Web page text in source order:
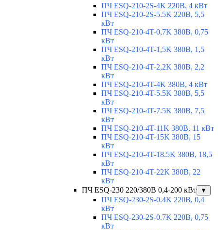
ПЧ ESQ-210-2S-4K 220В, 4 кВт
ПЧ ESQ-210-2S-5.5K 220В, 5,5
кВт
ПЧ ESQ-210-4T-0,7K 380В, 0,75
кВт
ПЧ ESQ-210-4T-1,5K 380В, 1,5
кВт
ПЧ ESQ-210-4T-2,2K 380В, 2,2
кВт
ПЧ ESQ-210-4T-4K 380В, 4 кВт
ПЧ ESQ-210-4T-5.5K 380В, 5,5
кВт
ПЧ ESQ-210-4T-7.5K 380В, 7,5
кВт
ПЧ ESQ-210-4T-11K 380В, 11 кВт
ПЧ ESQ-210-4T-15K 380В, 15
кВт
ПЧ ESQ-210-4T-18.5K 380В, 18,5
кВт
ПЧ ESQ-210-4T-22K 380В, 22
кВт
ПЧ ESQ-230 220/380В 0,4-200 кВт
▼
ПЧ ESQ-230-2S-0.4K 220В, 0,4
кВт
ПЧ ESQ-230-2S-0.7K 220В, 0,75
кВт